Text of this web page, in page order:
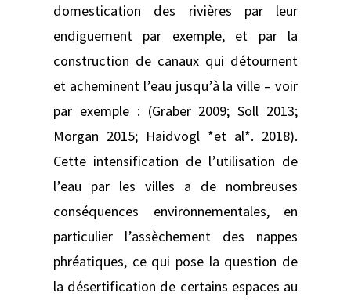
domestication des rivières par leur
endiguement par exemple, et par la
construction de canaux qui détournent
et acheminent l’eau jusqu’à la ville – voir
par exemple : (Graber 2009; Soll 2013;
Morgan 2015; Haidvogl *et al*. 2018).
Cette intensification de l’utilisation de
l’eau par les villes a de nombreuses
conséquences environnementales, en
particulier l’assèchement des nappes
phréatiques, ce qui pose la question de
la désertification de certains espaces au